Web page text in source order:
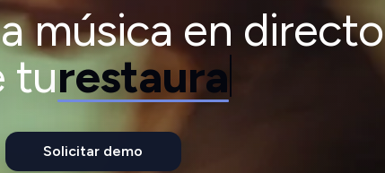
música en directo
tueven
Solicitar demo